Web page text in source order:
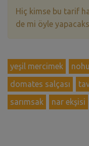
Hiç kimse bu tarif
de mi öyle
yeşil mercimek
domates salçası
sarımsak
nar ekşisi